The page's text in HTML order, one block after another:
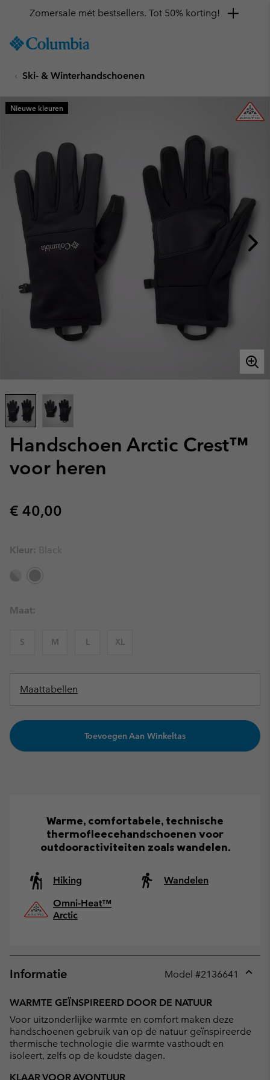
TO
SKIP
MAIN
NAV
SEARCH
Zomersale mét bestsellers. Tot 50% korting!
Ski- & Winterhandschoenen
Handschoen Arctic Crest™
voor heren
Regular price:
€ 40,00
Nieuwe kleuren
Kleur: Black
Maat:
S M L XL
Maattabellen
Toevoegen Aan Winkeltas
Warme, comfortabele, technische
thermofleecehandschoenen voor
outdooractiviteiten zoals wandelen.
Hiking
Wandelen
Omni-Heat™
Arctic
Informatie Model #2136641
WARMTE GEÏNSPIREERD DOOR DE NATUUR
Voor uitzonderlijke warmte en comfort maken deze
handschoenen gebruik van op de natuur geïnspireerde
thermische technologie die warmte vasthoudt en
isoleert, zelfs op de koudste dagen.
KLAAR VOOR AVONTUUR